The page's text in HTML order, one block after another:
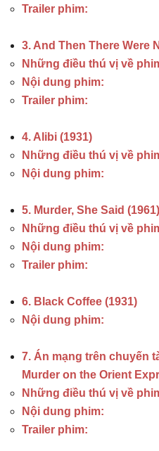
Trailer phim:
3. And Then There Were
Những điều thú vị về
Nội dung phim:
Trailer phim:
4. Alibi (1931)
Những điều thú vị về
Nội dung phim:
5. Murder, She Said (1961)
Những điều thú vị về
Nội dung phim:
Trailer phim:
6. Black Coffee (1931)
Nội dung phim:
7. Án mạng trên chuyến
Murder on the Orient
Những điều thú vị về
Nội dung phim:
Trailer phim: